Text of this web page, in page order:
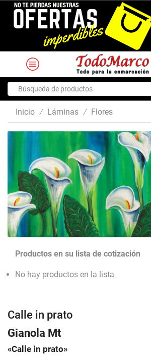
input
Inicio / Láminas / Flores
Productos en su lista de cotización
No hay productos en la lista
Calle in prato
Gianola Mt
«Calle in prato»